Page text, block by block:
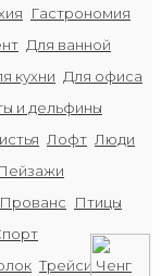
Гастрономия
Для ванной
кухни Для офиса
и дельфины
Лофт Люди
Прованс
Птицы
Трейси Ченг